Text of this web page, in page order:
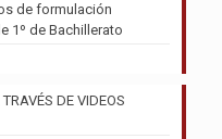
de formulación
1º de Bachillerato
DE VIDEOS